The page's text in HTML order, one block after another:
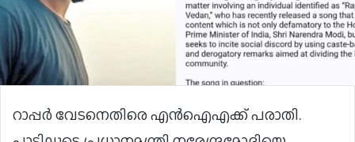
റാപ്പര്‍ വേടനെതിരെ എന്‍ഐഎക്ക് പരാതി.